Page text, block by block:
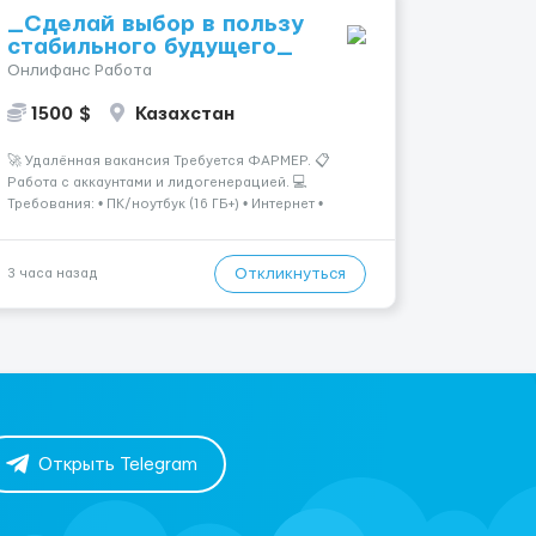
_Сделай выбор в пользу
стабильного будущего_
Онлифанс Работа
1500 $ Казахстан
🚀 Удалённая вакансия Требуется ФАРМЕР. 📋
Работа с аккаунтами и лидогенерацией. 💻
Требования: • ПК/ноутбук (16 ГБ+) • Интернет •
3 часа назад
Откликнуться
Открыть Telegram